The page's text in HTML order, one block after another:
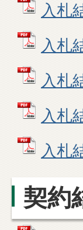
入札
入札
入札
入札
入札
契約